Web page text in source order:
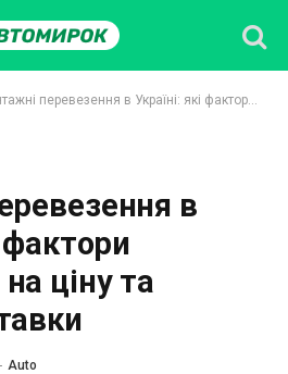
перевезення в Україні: які фактори впливають на ціну та строки доставки
в
фактори
ціну та
Auto